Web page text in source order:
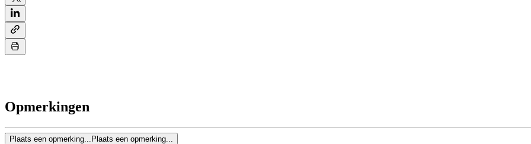
Opmerkingen
Plaats een opmerking... Plaats een opmerking...